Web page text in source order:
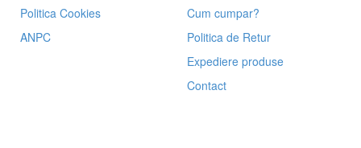
Politica Cookies
ANPC
Cum cumpar?
Politica de Retur
Expediere produse
Contact